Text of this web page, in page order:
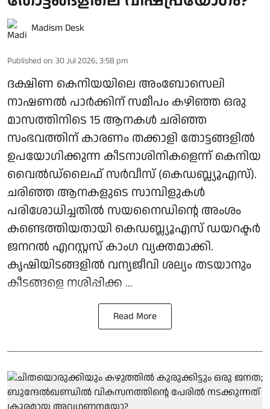
Madism Desk
Published on: 30 Jul 2026, 3:58 pm
ദക്ഷിണ കെനിയയിലെ അംബോസെലി
നാഷണല്‍ പാര്‍ക്കിന് സമീപം കഴിഞ്ഞ ഒരു
മാസത്തിനിടെ 15 ആനകള്‍ ചരിഞ്ഞ
സംഭവത്തിന് കാരണം തക്കാളി തോട്ടങ്ങളില്‍
ഉപയോഗിക്കുന്ന കീടനാശിനികളെന്ന് കെനിയ
വൈല്‍ഡ്ലൈഫ് സര്‍വീസ് (കെഡബ്ല്യൂഎസ്).
ചരിഞ്ഞ ആനകളുടെ സാമ്പിളുകള്‍
പരിശോധിച്ചതില്‍ സയനൈഡിന്റെ അംശം
കണ്ടെത്തിയതായി കെഡബ്ല്യൂഎസ് ഡയറക്ടര്‍
ജനറല്‍ എറസ്റ്റസ് കാംഗ വ്യക്തമാക്കി.
കൃഷിയിടങ്ങളില്‍ വന്യജീവി ശല്യം തടയാനും
കീടങ്ങളെ നശിപ്പിക്ക ...
Read More